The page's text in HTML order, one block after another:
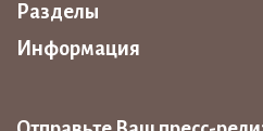
Разделы
Информация